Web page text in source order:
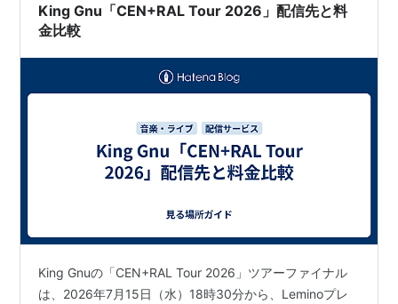
King Gnu「CEN+RAL Tour 2026」配信先と料
金比較
King Gnuの「CEN+RAL Tour 2026」ツアーファイナル
は、2026年7月15日（水）18時30分から、Leminoプレ